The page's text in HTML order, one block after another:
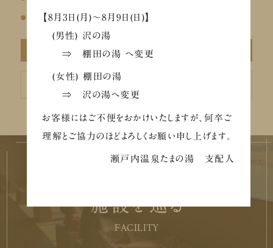
お盆の営業について
施設を巡る
FACILITY
【8月3日(月)～8月9日(日)】
(男性) 沢の湯
⇒ 棚田の湯 へ変更
(女性) 棚田の湯
⇒ 沢の湯へ変更
お客様にはご不便をおかけいたしますが、何卒ご
理解とご協力のほどよろしくお願い申し上げます。
瀬戸内温泉たまの湯 支配人